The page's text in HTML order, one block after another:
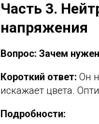
Часть 3.
напряжения
Вопрос: Зачем
Короткий ответ: Он
искажает цвета.
Подробности: